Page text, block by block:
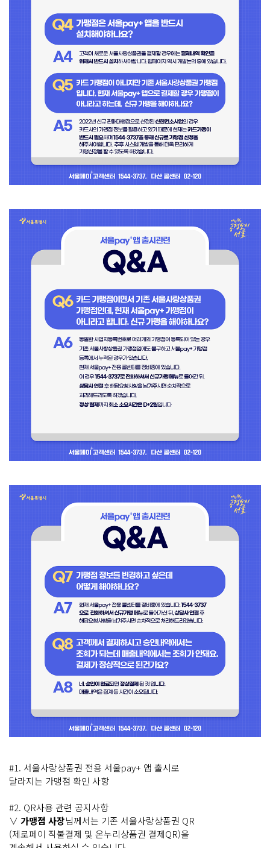
#1. 서울사랑상품권 전용 서울pay+ 앱 출시로
달라지는 가맹점 확인 사항
#2. QR사용 관련 공지사항
∨ 가맹점 사장님께서는 기존 서울사랑상품권 QR
(제로페이 직불결제 및 온누리상품권 결제QR)을